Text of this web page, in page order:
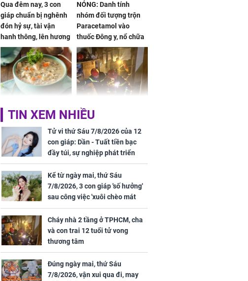
Qua đêm nay, 3 con
giáp chuẩn bị nghênh
đón hỷ sự, tài vận
hanh thông, lên hương
hóa Rồng hóa Phượng,
gom hết may mắn về
nhà
NÓNG: Danh tính
nhóm đối tượng trộn
Paracetamol vào
thuốc Đông y, nổ chữa
bách bệnh
Giá trị sức khỏe và
cách sử dụng đúng
của loại hạt bình dân
Cháy nhà 2 tầng ở
TPHCM, cha và con
trai 12 tuổi tử vong
thương tâm
Chân dung nam diễn
ứng ngược khi than
nghèo
TIN XEM NHIỀU
Tử vi thứ Sáu 7/8/2026 của 12
con giáp: Dần - Tuất tiền bạc
đầy túi, sự nghiệp phát triển
hưng thịnh, Mão - Thân tài lộc
ảm đạm, mọi sự khó thành công
mỹ mãn
Kể từ ngày mai, thứ Sáu
7/8/2026, 3 con giáp 'số hưởng'
sau công việc 'xuôi chèo mát
mái', tiền tài 'thu về như nước',
tình duyên viên mãn
Cháy nhà 2 tầng ở TPHCM, cha
và con trai 12 tuổi tử vong
thương tâm
Đúng ngày mai, thứ Sáu
7/8/2026, vận xui qua đi, may